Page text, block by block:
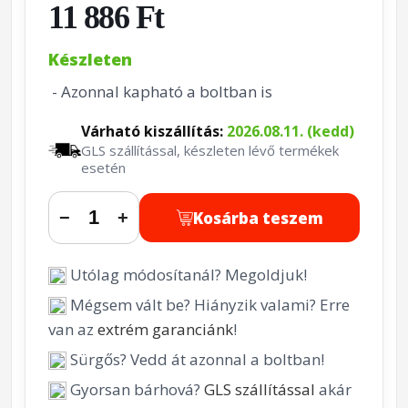
11 886 Ft
Készleten
- Azonnal kapható a boltban is
Várható kiszállítás: 2026.08.11. (kedd)
GLS szállítással, készleten lévő termékek
esetén
− + Kosárba teszem
Utólag módosítanál? Megoldjuk!
Mégsem vált be? Hiányzik valami? Erre
van az extrém garanciánk!
Sürgős? Vedd át azonnal a boltban!
Gyorsan bárhová? GLS szállítással akár